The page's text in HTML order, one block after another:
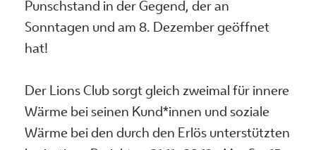
Punschstand in der Gegend, der an
Sonntagen und am 8. Dezember geöffnet
hat!
Der Lions Club sorgt gleich zweimal für innere
Wärme bei seinen Kund*innen und soziale
Wärme bei den durch den Erlös unterstützten